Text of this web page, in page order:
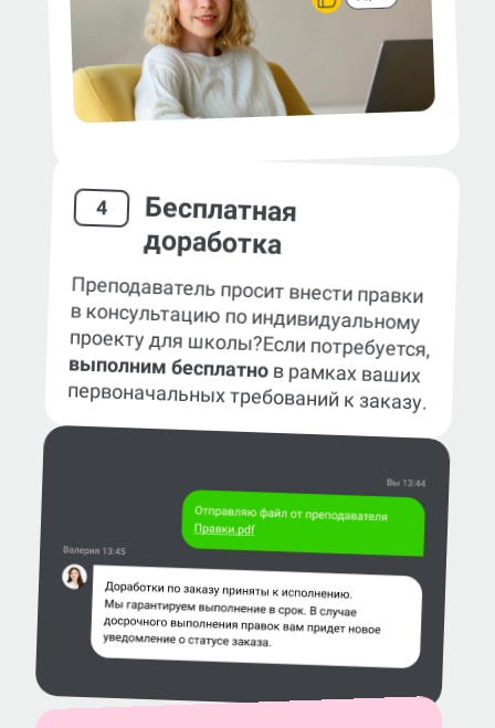
4 Бесплатная
доработка
Преподаватель просит внести правки
в консультацию по индивидуальному
проекту для школы?Если потребуется,
выполним бесплатнов рамках ваших
первоначальных требований к заказу.